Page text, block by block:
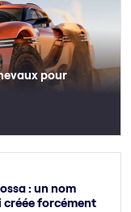
pour
: un nom
forcément